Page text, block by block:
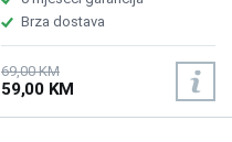
Brza dostava
69,00 KM
59,00 KM